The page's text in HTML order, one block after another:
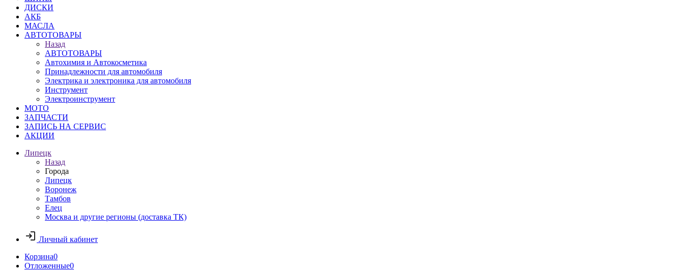
ДИСКИ
АКБ
МАСЛА
АВТОТОВАРЫ
Назад
АВТОТОВАРЫ
Автохимия и Автокосметика
Принадлежности для автомобиля
Электрика и электроника для автомобиля
Инструмент
Электроинструмент
МОТО
ЗАПЧАСТИ
ЗАПИСЬ НА СЕРВИС
АКЦИИ
Липецк
Назад
Города
Липецк
Воронеж
Тамбов
Елец
Москва и другие регионы (доставка ТК)
Личный кабинет
Корзина0
Отложенные0